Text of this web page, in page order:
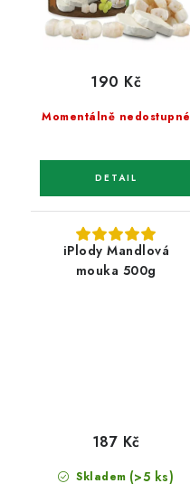
Momentálně nedostupné
190 Kč
iPlody Mandlová
mouka 500g
Skladem (>5 ks)
187 Kč